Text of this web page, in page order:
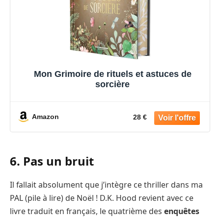
Mon Grimoire de rituels et astuces de
sorcière
Amazon 28 €
6. Pas un bruit
Il fallait absolument que j’intègre ce thriller dans ma
PAL (pile à lire) de Noël ! D.K. Hood revient avec ce
livre traduit en français, le quatrième des enquêtes